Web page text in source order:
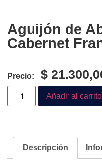
Aguijón de
Cabernet
Precio: $
Añadir al carrito
Descripción